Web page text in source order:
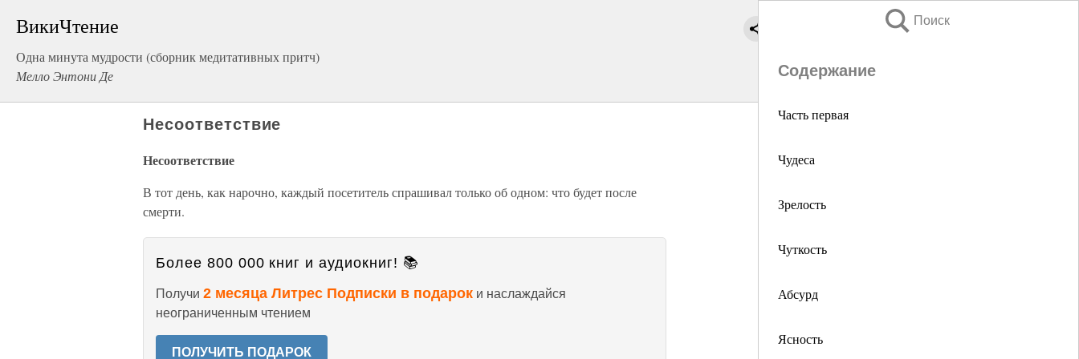
ВикиЧтение
Одна минута мудрости (сборник медитативных притч)
Мелло Энтони Де
Поиск
Содержание
Часть первая
Чудеса
Зрелость
Чуткость
Абсурд
Ясность
Несоответствие
Несоответствие
В тот день, как нарочно, каждый посетитель спрашивал только об одном: что будет после
смерти.
Более 800 000 книг и аудиокниг! 📚
Получи 2 месяца Литрес Подписки в подарок и наслаждайся
неограниченным чтением
ПОЛУЧИТЬ ПОДАРОК